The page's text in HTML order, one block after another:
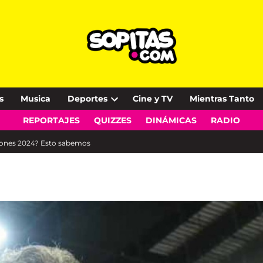
Musica Deportes
Open
dropdown
Cine y TV Mientras Tanto
REPORTAJES QUIZZES DINÁMICAS RADIO
2024? Esto sabemos